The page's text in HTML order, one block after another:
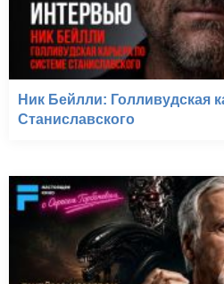
Ник Бейлли: Голливудская
Станиславского